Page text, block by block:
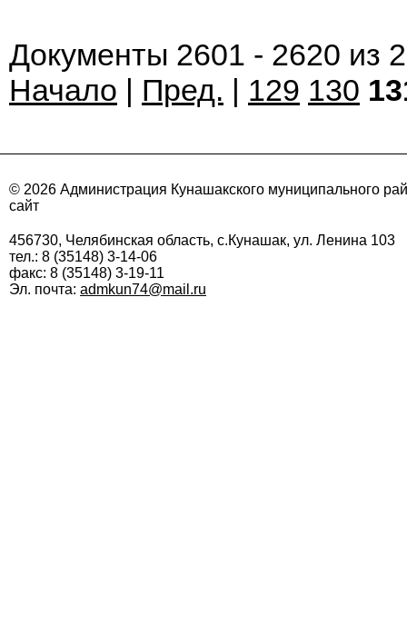
Документы 2601 - 2620 из
Начало | Пред. | 129 130
© 2026 Администрация Кунашакского муниципального
сайт
456730, Челябинская область, с.Кунашак, ул. Ленина 103
тел.: 8 (35148) 3-14-06
факс: 8 (35148) 3-19-11
Эл. почта: admkun74@mail.ru